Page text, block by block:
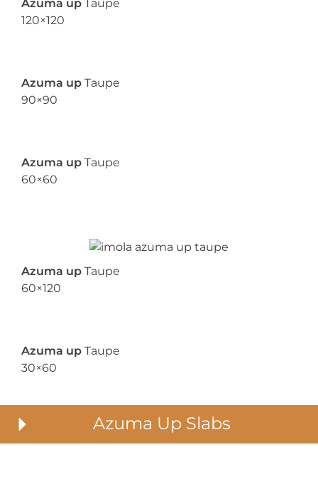
Azuma up Taupe
120×120
Azuma up Taupe
90×90
Azuma up Taupe
60×60
Azuma up Taupe
60×120
Azuma up Taupe
30×60
Azuma Up Slabs